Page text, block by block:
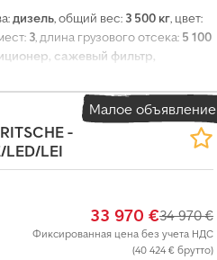
дизель, общий вес: 3 500 кг, цвет:
3 , длина грузового отсека: 5 100
сажевый фильтр,
Малое объявление
-
LED/LEI
33 970 €34 970 €
Фиксированная цена без учета НДС
(40 424 € брутто)